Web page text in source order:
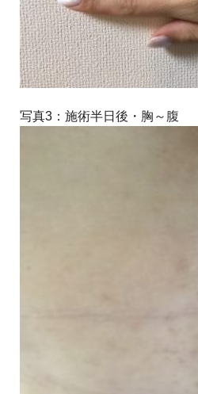
写真3：施術半日後・胸～腹